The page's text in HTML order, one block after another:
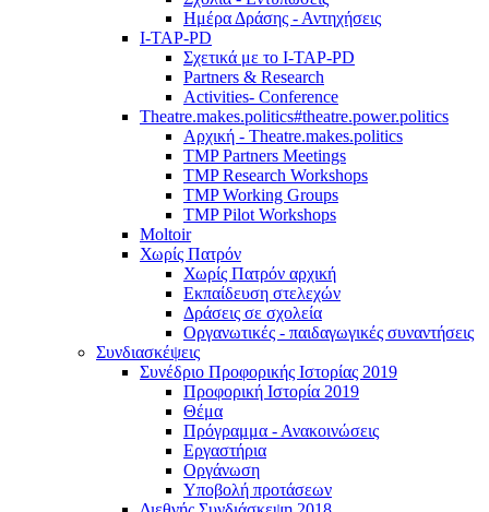
Ημέρα Δράσης - Αντηχήσεις
I-TAP-PD
Σχετικά με το I-TAP-PD
Partners & Research
Activities- Conference
Theatre.makes.politics#theatre.power.politics
Αρχική - Theatre.makes.politics
TMP Partners Meetings
TMP Research Workshops
TMP Working Groups
TMP Pilot Workshops
Moltoir
Χωρίς Πατρόν
Χωρίς Πατρόν αρχική
Εκπαίδευση στελεχών
Δράσεις σε σχολεία
Οργανωτικές - παιδαγωγικές συναντήσεις
Συνδιασκέψεις
Συνέδριο Προφορικής Ιστορίας 2019
Προφορική Ιστορία 2019
Θέμα
Πρόγραμμα - Ανακοινώσεις
Εργαστήρια
Οργάνωση
Υποβολή προτάσεων